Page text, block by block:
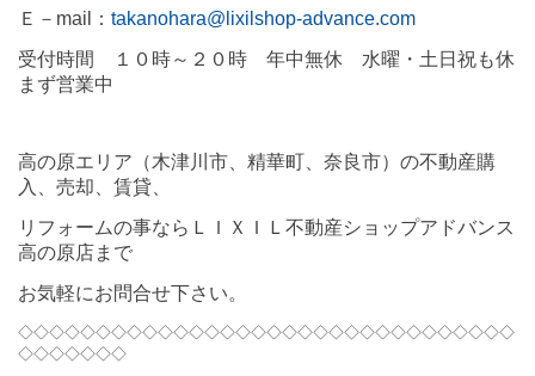
Ｅ－ mail ： takanohara@lixilshop-advance.com
受付時間 １０時～２０時 年中無休 水曜・土日祝も休
まず営業中
高の原エリア（木津川市、精華町、奈良市）の不動産購
入、売却、賃貸、
リフォームの事ならＬＩＸＩＬ不動産ショップアドバンス
高の原店まで
お気軽にお問合せ下さい。
◇◇◇◇◇◇◇◇◇◇◇◇◇◇◇◇◇◇◇◇◇◇◇◇◇◇◇◇◇◇◇◇
◇◇◇◇◇◇◇